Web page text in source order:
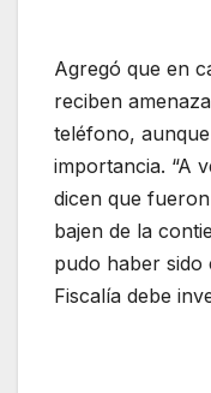
Agregó que en
reciben
teléfono,
importancia. “A
dicen que
bajen de la
pudo haber sido
Fiscalía debe